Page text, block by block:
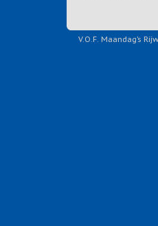
V.O.F. Maandag’s